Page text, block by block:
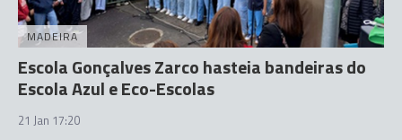
MADEIRA
Escola Gonçalves Zarco hasteia bandeiras do
Escola Azul e Eco-Escolas
21 Jan 17:20